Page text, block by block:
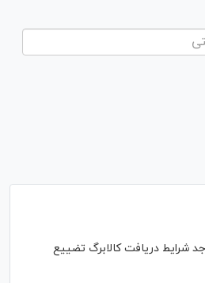
شرایط دریافت کالابرگ تضییع